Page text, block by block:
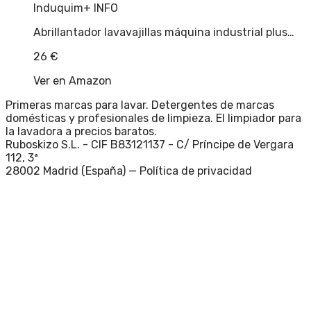
Induquim+ INFO
Abrillantador lavavajillas máquina industrial plus…
26 €
Ver en Amazon
Primeras marcas para lavar. Detergentes de marcas
domésticas y profesionales de limpieza. El limpiador para
la lavadora a precios baratos.
Ruboskizo S.L. - CIF B83121137 - C/ Príncipe de Vergara
112, 3ª
28002 Madrid (España) — Política de privacidad